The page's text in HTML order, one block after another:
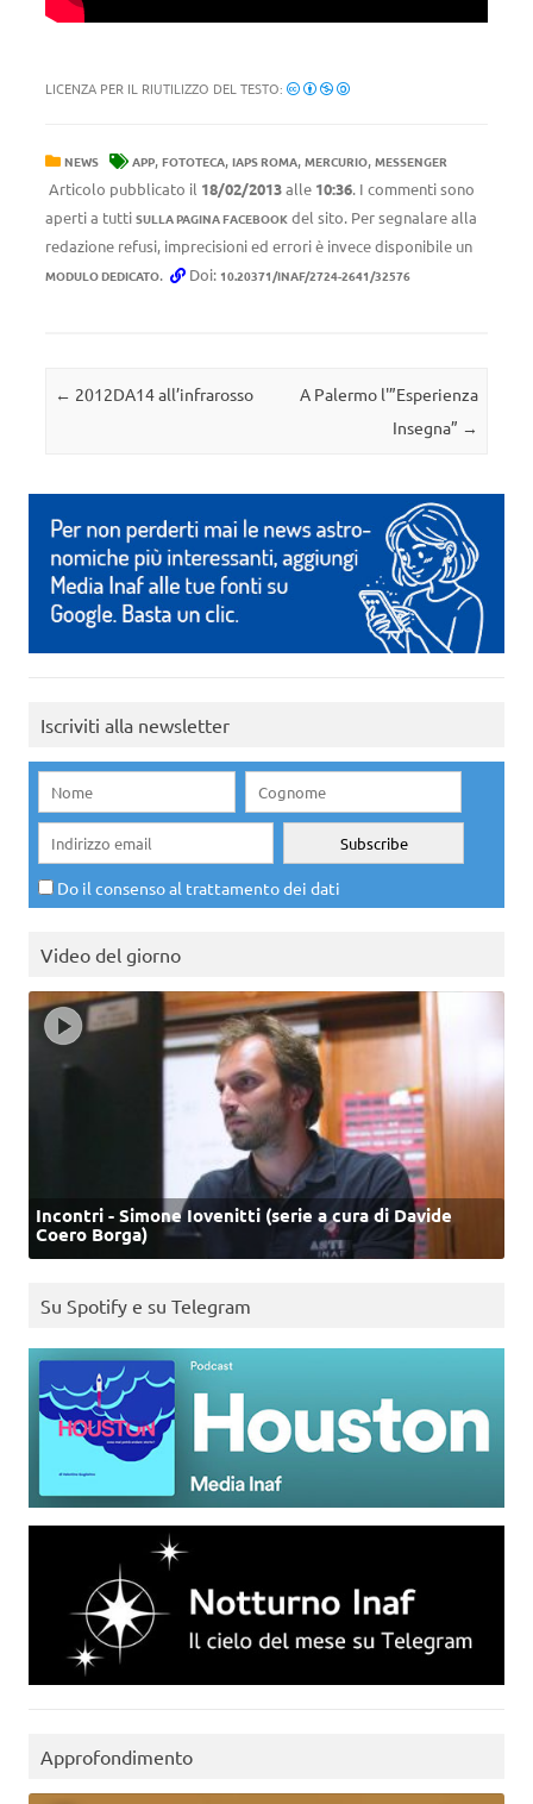
LICENZA PER IL RIUTILIZZO DEL TESTO:
NEWS APP, FOTOTECA, IAPS ROMA, MERCURIO, MESSENGER
Articolo pubblicato il 18/02/2013alle 10:36. I commenti sono
aperti a tutti SULLA PAGINA FACEBOOK del sito. Per segnalare alla
redazione refusi, imprecisioni ed errori è invece disponibile un
MODULO DEDICATO. Doi: 10.20371/INAF/2724-2641/32576
Navigazione articolo
← 2012DA14 all’infrarosso
A Palermo l'”Esperienza
Insegna” →
Iscriviti alla newsletter
Do il consenso al trattamento dei dati
Video del giorno
Incontri - Simone Iovenitti (serie a cura di Davide
Coero Borga)
Su Spotify e su Telegram
Approfondimento